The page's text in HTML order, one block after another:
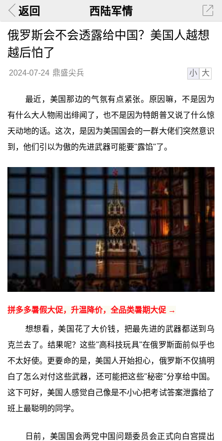
返回 西陆军情
俄罗斯会不会透露给中国？美国人越想
越后怕了
2024-07-24 鼎盛尖兵 小 大
最近，美国那边的气氛有点紧张。原因嘛，不是因为
有什么大人物闹出绯闻了，也不是因为特朗普又说了什么惊
天动地的话。这次，是因为美国国会的一群大佬们突然意识
到，他们引以为傲的先进武器可能要"露馅"了。
拼多多暑假大促，升温降价，全品类暑期大促 →
想想看，美国花了大价钱，把最先进的武器都送到乌
克兰去了。结果呢？这些"高科技玩具"在俄罗斯面前似乎也
不太好使。更要命的是，美国人开始担心，俄罗斯不仅搞明
白了怎么对付这些武器，还可能把这些"秘密"分享给中国。
这下可好，美国人感觉自己像是不小心把考试答案泄露给了
班上最聪明的同学。
日前，美国国会两党中国问题委员会正式向白宫提出